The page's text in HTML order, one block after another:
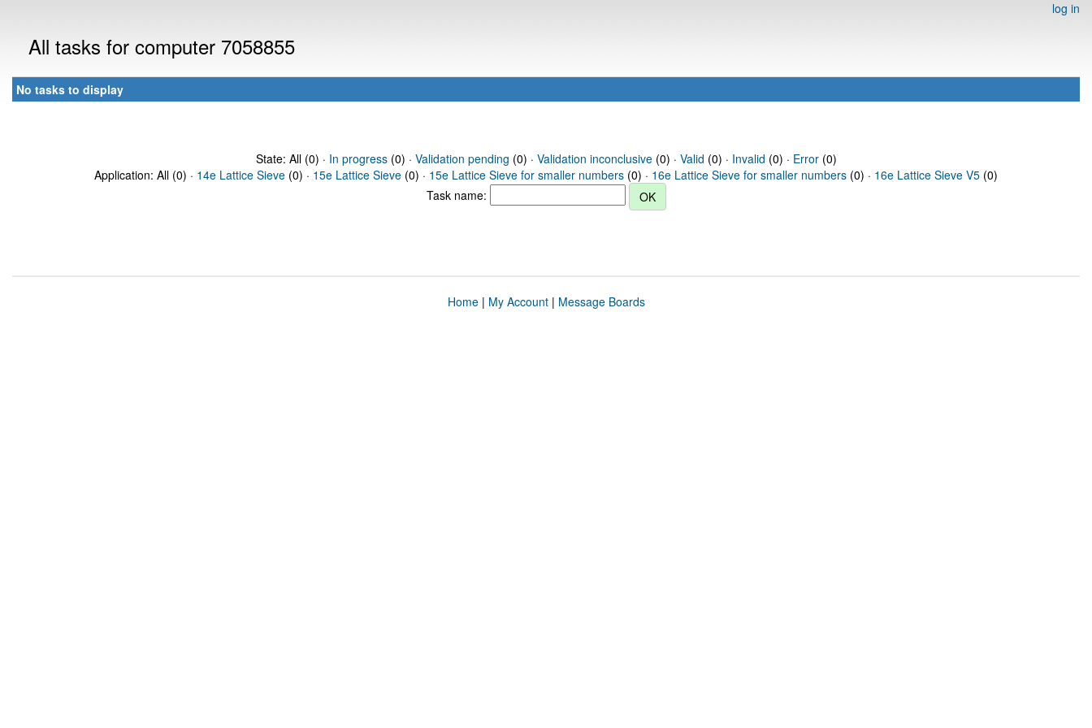
log in
All tasks for computer 7058855
No tasks to display
State: All (0) · In progress(0) · Validation pending (0) · Validation inconclusive(0) · Valid (0) · Invalid (0) · Error(0)
Application: All (0) · 14e Lattice Sieve (0) · 15e Lattice Sieve (0) · 15e Lattice Sieve for smaller numbers (0) · 16e Lattice Sieve for smaller numbers (0) · 16e Lattice Sieve V5 (0)
Task name:
Home| My Account| Message Boards